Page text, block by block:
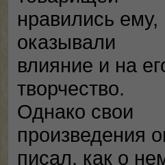
нравились ему,
оказывали
влияние и на
творчество.
Однако свои
произведения
писал, как о